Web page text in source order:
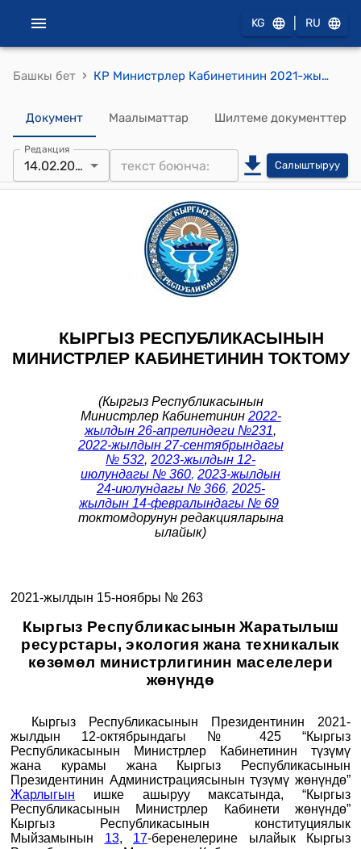
KG RU
Башкы бет › КР Министрлер Кабинетинин 2021-жылдын 15-ноябрындагы № 263 "Кыргыз Республикасынын Жаратылыш ресурстары, экология жана техникалык көзөмөл министрлигинин маселелери жөнүндө" токтому
Документ Маалыматтар Шилтеме документтер
Редакция
14.02.2025 Салыштыруу